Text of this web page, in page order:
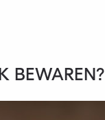
BEWAREN?